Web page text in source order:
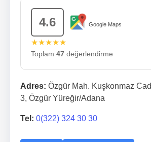
4.6 Google Maps
★★★★★
Toplam 47 değerlendirme
Adres: Özgür Mah. Kuşkonmaz
3, Özgür Yüreğir/Adana
Tel: 0(322) 324 30 30